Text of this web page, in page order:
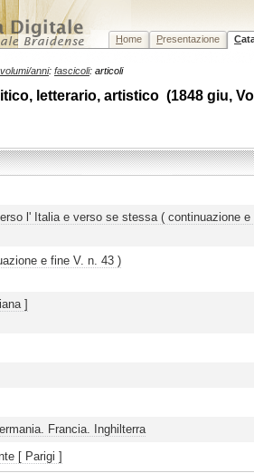
Home Presentazione C
volumi/anni: fascicoli: articoli
letterario, artistico (1848 giu,
l' Italia e verso se stessa ( continuazione
e fine V. n. 43 )
]
Francia. Inghilterra
[ Parigi ]